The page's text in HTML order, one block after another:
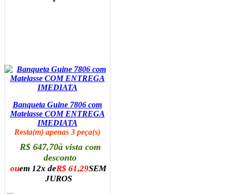
Banqueta Guine 7806 com
Matelasse COM ENTREGA
IMEDIATA
Resta(m) apenas 3 peça(s)
R$ 647,70à vista com
desconto
ouem 12x deR$ 61,29SEM
JUROS